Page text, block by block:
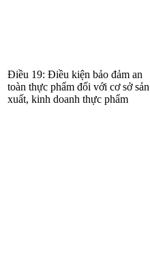
Điều 19: Điều kiện bảo đảm an
toàn thực phẩm đối với cơ sở sản
xuất, kinh doanh thực phẩm